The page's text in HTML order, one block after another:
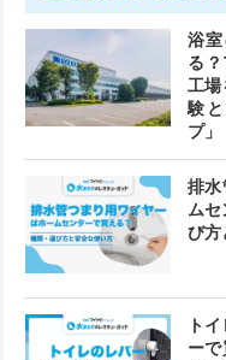
浴
る
工
験
プ」
排
ム
び方
ト
ー